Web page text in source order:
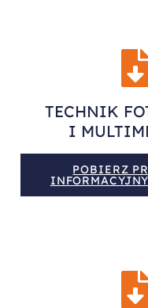
TECHNIK
I
POBIERZ